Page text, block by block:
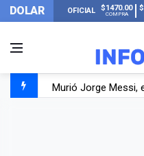
DOLAR OFICIAL $1470.00
COMPRA
Murió Jorge Messi,